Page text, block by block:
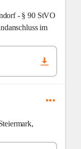
- § 90 StVO
im